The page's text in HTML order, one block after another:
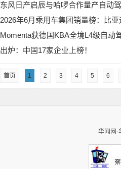
东风日产启辰与哈啰合作量产自动
2026年6月乘用车集团销量榜：比
Momenta获德国KBA全境L4级自动
出炉：中国17家企业上榜！
首页 1 2 3 4 5 6
华闻网-